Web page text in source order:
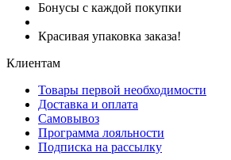
Бонусы с каждой покупки
Красивая упаковка заказа!
Клиентам
Товары первой необходимости
Доставка и оплата
Самовывоз
Программа лояльности
Подписка на рассылку